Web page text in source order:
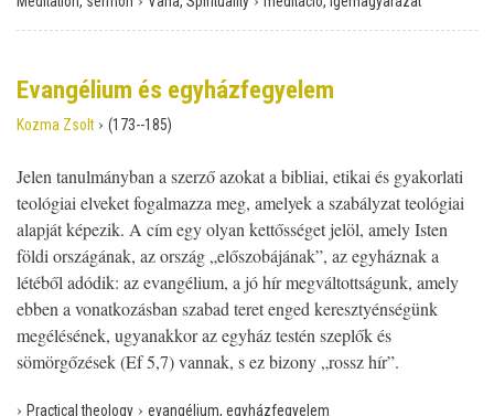
Evangélium és egyházfegyelem
Kozma Zsolt › (173--185)
Jelen tanulmányban a szerző azokat a bibliai, etikai és gyakorlati
teológiai elveket fogalmazza meg, amelyek a szabályzat teológiai
alapját képezik. A cím egy olyan kettősséget jelöl, amely Isten
földi országának, az ország „előszobájának”, az egyháznak a
létéből adódik: az evangélium, a jó hír megváltottságunk, amely
ebben a vonatkozásban szabad teret enged keresztyénségünk
megélésének, ugyanakkor az egyház testén szeplők és
sömörgőzések (Ef 5,7) vannak, s ez bizony „rossz hír”.
› Practical theology › evangélium, egyházfegyelem